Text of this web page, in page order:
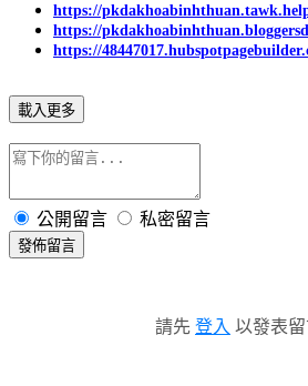
https://
https://
https://
載入更多
公開留言 私密留言
發佈留言
請先 登入 以發表留